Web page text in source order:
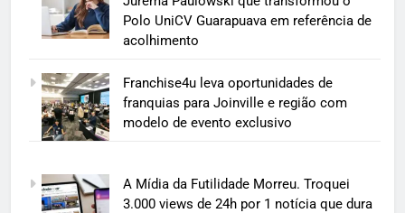
Polo UniCV Guarapuava em referência de
acolhimento
Franchise4u leva oportunidades de
franquias para Joinville e região com
modelo de evento exclusivo
A Mídia da Futilidade Morreu. Troquei
3.000 views de 24h por 1 notícia que dura